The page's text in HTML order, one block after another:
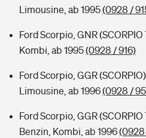
Limousine, ab 1995(0928 /
Ford Scorpio, GNR (SCORPIO
Kombi, ab 1995(0928 / 916)
Ford Scorpio, GGR
Limousine, ab 1996(0928 /
Ford Scorpio, GGR (SCORPIO
Benzin, Kombi, ab 1996